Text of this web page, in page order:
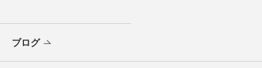
ブログ